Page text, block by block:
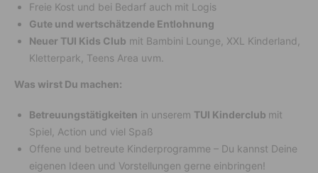
Freie Kost und bei Bedarf auch mit Logis
Gute und wertschätzende Entlohnung
Neuer TUI Kids Club mit Bambini Lounge, XXL Kinderland,
Kletterpark, Teens Area uvm.
Was wirst Du machen:
Betreuungstätigkeiten in unserem TUI Kinderclub mit
Spiel, Action und viel Spaß
Offene und betreute Kinderprogramme – Du kannst Deine
eigenen Ideen und Vorstellungen gerne einbringen!